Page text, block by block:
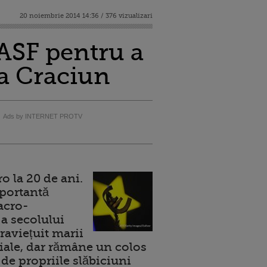
20 noiembrie 2014 14:36 / 376 vizualizari
pentru a
Craciun
Ads by INTERNET PROTV
la 20 de ani.
secolului
marii
dar rămâne un colos
propriile slăbiciuni